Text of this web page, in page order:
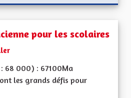
pour les scolaires
68 000) : 67100Ma
les grands défis pour